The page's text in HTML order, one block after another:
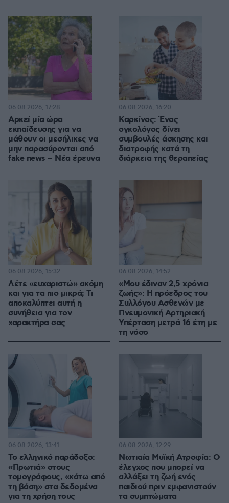
Αρκεί μία ώρα
εκπαίδευσης για να
μάθουν οι μεσήλικες να
μην παρασύρονται από
fake news – Νέα έρευνα
06.08.2026, 17:28
Καρκίνος: Ένας
ογκολόγος δίνει
συμβουλές άσκησης και
διατροφής κατά τη
διάρκεια της θεραπείας
06.08.2026, 16:20
Λέτε «ευχαριστώ» ακόμη
και για τα πιο μικρά; Τι
αποκαλύπτει αυτή η
συνήθεια για τον
χαρακτήρα σας
06.08.2026, 15:32
«Μου έδιναν 2,5 χρόνια
ζωής»: Η πρόεδρος του
Συλλόγου Ασθενών με
Πνευμονική Αρτηριακή
Υπέρταση μετρά 16 έτη με
τη νόσο
06.08.2026, 14:52
Το ελληνικό παράδοξο:
«Πρωτιά» στους
τομογράφους, «κάτω από
τη βάση» στα δεδομένα
για τη χρήση τους
06.08.2026, 13:41
Νωτιαία Μυϊκή Ατροφία: Ο
έλεγχος που μπορεί να
αλλάξει τη ζωή ενός
παιδιού πριν εμφανιστούν
τα συμπτώματα
06.08.2026, 12:29